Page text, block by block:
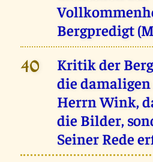
Bergpredigt
40
Kritik der
die
Herrn Wink,
die Bilder,
Seiner Rede